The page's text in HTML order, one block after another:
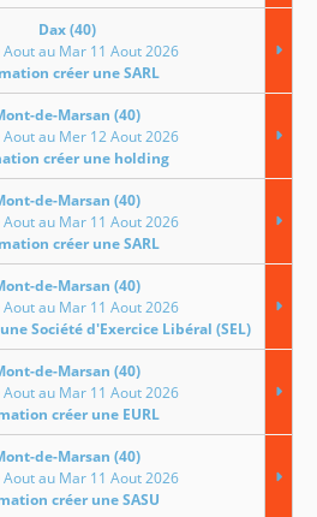
Dax (40)
Aout au Mar 11 Aout 2026
créer une SARL
de-Marsan (40)
Aout au Mer 12 Aout 2026
créer une holding
de-Marsan (40)
Aout au Mar 11 Aout 2026
créer une SARL
de-Marsan (40)
Aout au Mar 11 Aout 2026
Société d'Exercice Libéral (SEL)
de-Marsan (40)
Aout au Mar 11 Aout 2026
créer une EURL
de-Marsan (40)
Aout au Mar 11 Aout 2026
créer une SASU